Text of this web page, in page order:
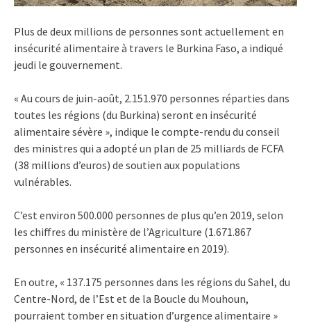
Plus de deux millions de personnes sont actuellement en
insécurité alimentaire à travers le Burkina Faso, a indiqué
jeudi le gouvernement.
« Au cours de juin-août, 2.151.970 personnes réparties dans
toutes les régions (du Burkina) seront en insécurité
alimentaire sévère », indique le compte-rendu du conseil
des ministres qui a adopté un plan de 25 milliards de FCFA
(38 millions d’euros) de soutien aux populations
vulnérables.
C’est environ 500.000 personnes de plus qu’en 2019, selon
les chiffres du ministère de l’Agriculture (1.671.867
personnes en insécurité alimentaire en 2019).
En outre, « 137.175 personnes dans les régions du Sahel, du
Centre-Nord, de l’Est et de la Boucle du Mouhoun,
pourraient tomber en situation d’urgence alimentaire »